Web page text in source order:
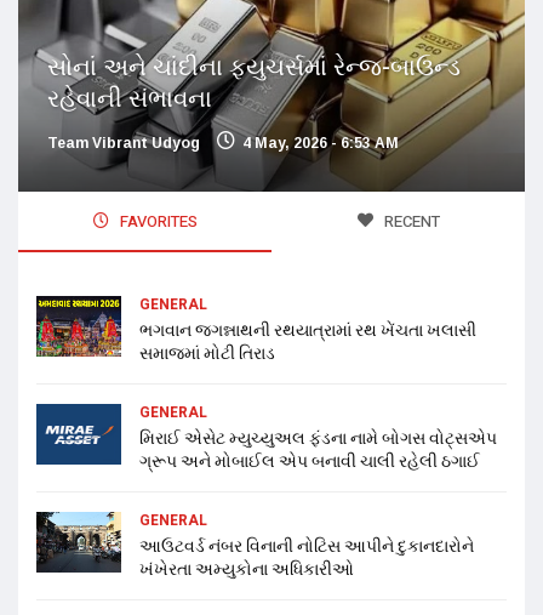
સોનાં અને ચાંદીના ફ્યુચર્સમાં રેન્જ-બાઉન્ડ
રહેવાની સંભાવના
Team Vibrant Udyog 4 May, 2026 - 6:53 AM
FAVORITES RECENT
GENERAL
ભગવાન જગન્નાથની રથયાત્રામાં રથ ખેંચતા ખલાસી
સમાજમાં મોટી તિરાડ
GENERAL
મિરાઈ એસેટ મ્યુચ્યુઅલ ફંડના નામે બોગસ વોટ્સએપ
ગ્રૂપ અને મોબાઈલ એપ બનાવી ચાલી રહેલી ઠગાઈ
GENERAL
આઉટવર્ડ નંબર વિનાની નોટિસ આપીને દુકાનદારોને
ખંખેરતા અમ્યુકોના અધિકારીઓ